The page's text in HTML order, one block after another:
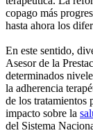
copago más
hasta ahora los
En este sentido,
Asesor de la
determinados
la adherencia
de los tratamientos
impacto sobre la
del Sistema